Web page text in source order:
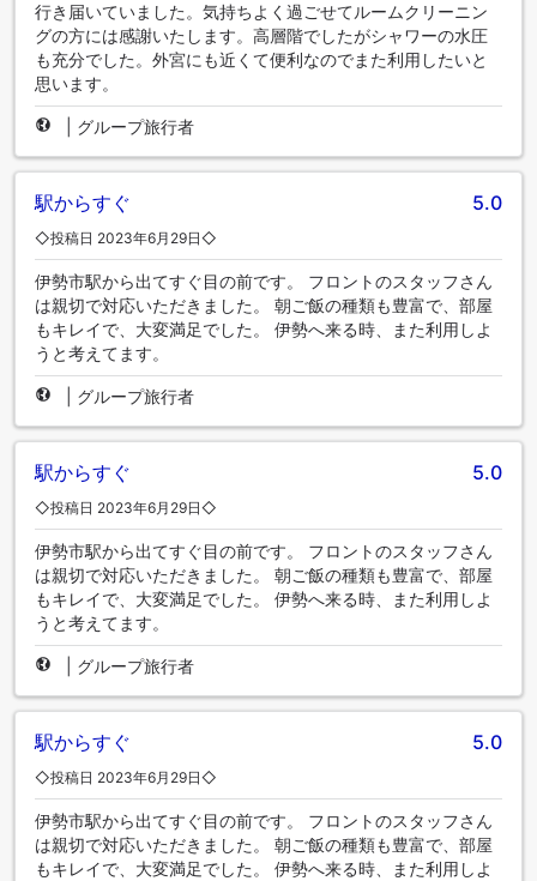
行き届いていました。気持ちよく過ごせてルームクリーニン
グの方には感謝いたします。高層階でしたがシャワーの水圧
も充分でした。外宮にも近くて便利なのでまた利用したいと
思います。
グループ旅行者
駅からすぐ 5.0
◇投稿日 2023年6月29日◇
伊勢市駅から出てすぐ目の前です。 フロントのスタッフさん
は親切で対応いただきました。 朝ご飯の種類も豊富で、部屋
もキレイで、大変満足でした。 伊勢へ来る時、また利用しよ
うと考えてます。
グループ旅行者
駅からすぐ 5.0
◇投稿日 2023年6月29日◇
伊勢市駅から出てすぐ目の前です。 フロントのスタッフさん
は親切で対応いただきました。 朝ご飯の種類も豊富で、部屋
もキレイで、大変満足でした。 伊勢へ来る時、また利用しよ
うと考えてます。
グループ旅行者
駅からすぐ 5.0
◇投稿日 2023年6月29日◇
伊勢市駅から出てすぐ目の前です。 フロントのスタッフさん
は親切で対応いただきました。 朝ご飯の種類も豊富で、部屋
もキレイで、大変満足でした。 伊勢へ来る時、また利用しよ